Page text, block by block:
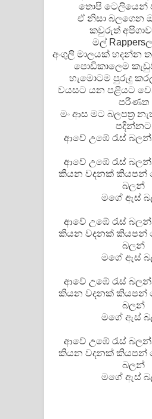
තොපි ටෙලියෙන්
ඒ නිසා බලගෙන
කවුරුත් අපිගාව
මල්
අංගුලි මාලයක් හදන්න
පොඩිකාලෙම
හැමොටම පුරුදු
වයසට යන පළියට
පරිණත
මං ආස මට බලපත්‍ර
පදින්නට
ආවේ උඹේ රැස්
ආවේ උඹේ රැස්
කියන වදනක් කියපන්
බලන්
මගේ ඇස්
ආවේ උඹේ රැස්
කියන වදනක් කියපන්
බලන්
මගේ ඇස්
ආවේ උඹේ රැස්
කියන වදනක් කියපන්
බලන්
මගේ ඇස්
ආවේ උඹේ රැස්
කියන වදනක් කියපන්
බලන්
මගේ ඇස්